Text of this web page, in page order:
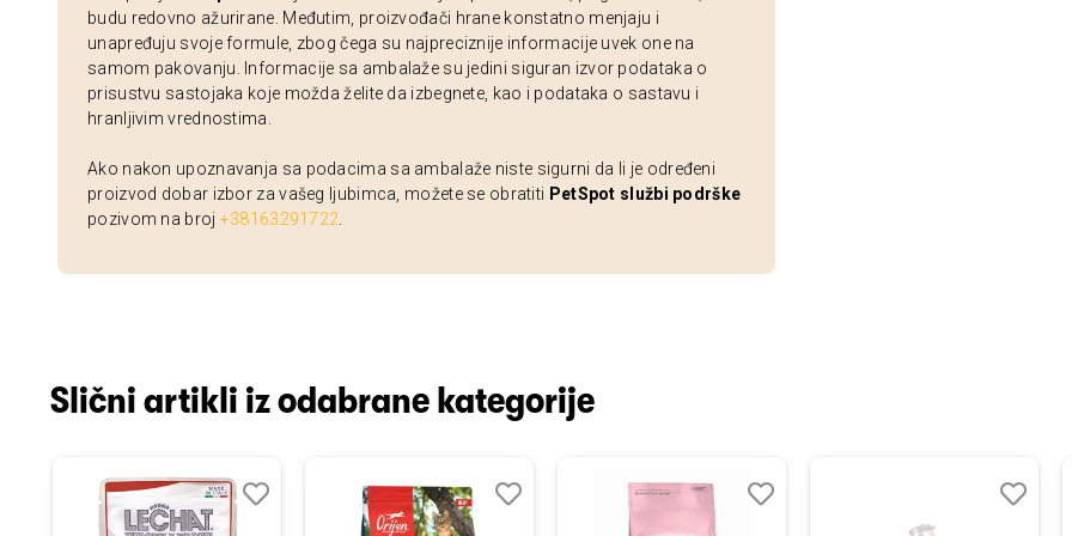
budu redovno ažurirane. Međutim, proizvođači hrane konstatno menjaju i
unapređuju svoje formule, zbog čega su najpreciznije informacije uvek one na
samom pakovanju. Informacije sa ambalaže su jedini siguran izvor podataka o
prisustvu sastojaka koje možda želite da izbegnete, kao i podataka o sastavu i
hranljivim vrednostima.
Ako nakon upoznavanja sa podacima sa ambalaže niste sigurni da li je određeni
proizvod dobar izbor za vašeg ljubimca, možete se obratiti PetSpot službi podrške
pozivom na broj +38163291722
Slični artikli iz odabrane kategorije